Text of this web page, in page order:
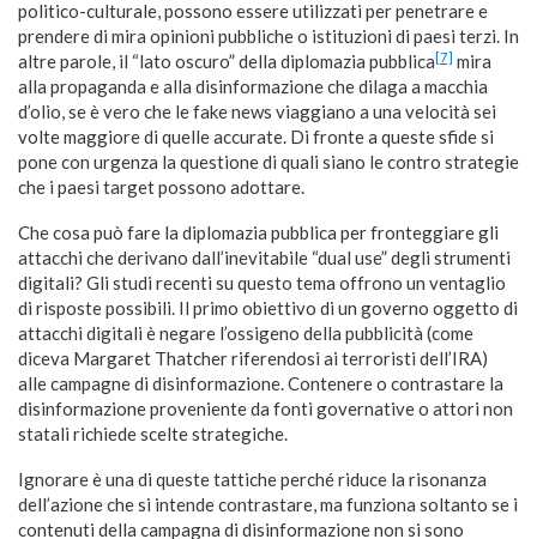
politico-culturale, possono essere utilizzati per penetrare e
prendere di mira opinioni pubbliche o istituzioni di paesi terzi. In
altre parole, il “lato oscuro” della diplomazia pubblica[7] mira
alla propaganda e alla disinformazione che dilaga a macchia
d’olio, se è vero che le fake news viaggiano a una velocità sei
volte maggiore di quelle accurate. Di fronte a queste sfide si
pone con urgenza la questione di quali siano le contro strategie
che i paesi target possono adottare.
Che cosa può fare la diplomazia pubblica per fronteggiare gli
attacchi che derivano dall’inevitabile “dual use” degli strumenti
digitali? Gli studi recenti su questo tema offrono un ventaglio
di risposte possibili. Il primo obiettivo di un governo oggetto di
attacchi digitali è negare l’ossigeno della pubblicità (come
diceva Margaret Thatcher riferendosi ai terroristi dell’IRA)
alle campagne di disinformazione. Contenere o contrastare la
disinformazione proveniente da fonti governative o attori non
statali richiede scelte strategiche.
Ignorare è una di queste tattiche perché riduce la risonanza
dell’azione che si intende contrastare, ma funziona soltanto se i
contenuti della campagna di disinformazione non si sono